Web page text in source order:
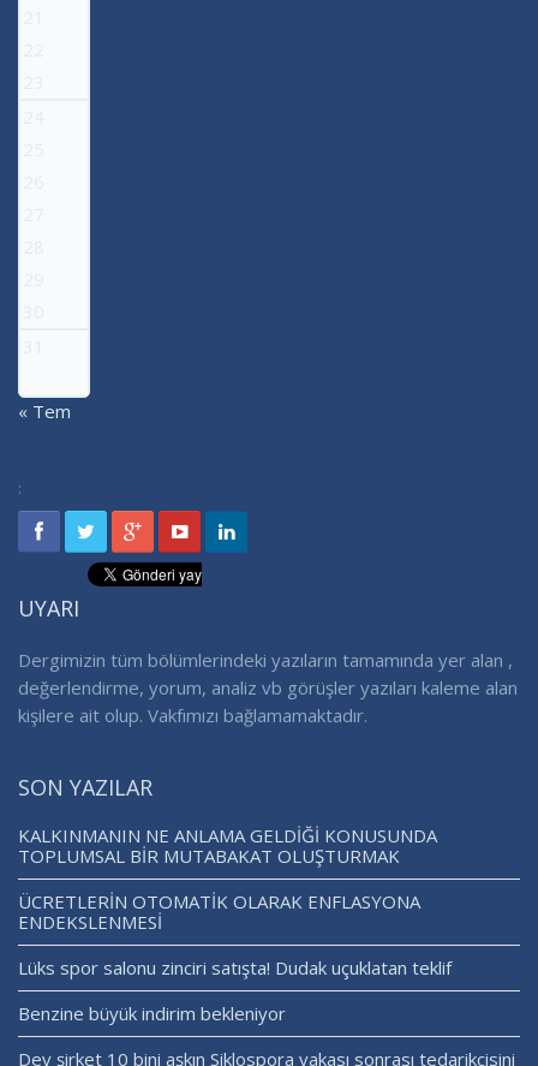
21
22
23
24
25
26
27
28
29
30
31
« Tem
:
UYARI
Dergimizin tüm bölümlerindeki yazıların tamamında yer alan ,
değerlendirme, yorum, analiz vb görüşler yazıları kaleme alan
kişilere ait olup. Vakfımızı bağlamamaktadır.
SON YAZILAR
KALKINMANIN NE ANLAMA GELDİĞİ KONUSUNDA
TOPLUMSAL BİR MUTABAKAT OLUŞTURMAK
ÜCRETLERİN OTOMATİK OLARAK ENFLASYONA
ENDEKSLENMESİ
Lüks spor salonu zinciri satışta! Dudak uçuklatan teklif
Benzine büyük indirim bekleniyor
Dev şirket 10 bini aşkın Siklospora vakası sonrası tedarikçisini